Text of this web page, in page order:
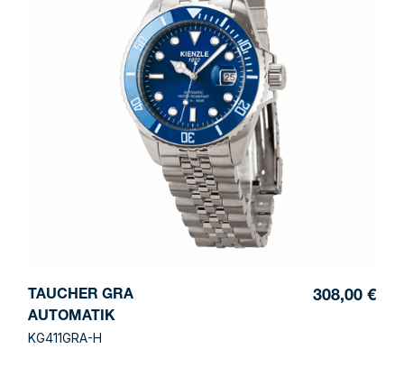
TAUCHER GRA
AUTOMATIK
KG411GRA-H
308,00 €